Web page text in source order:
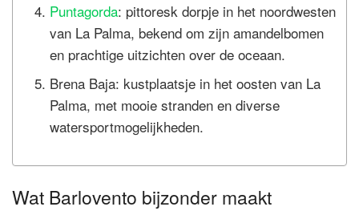
Puntagorda: pittoresk dorpje in het noordwesten
van La Palma, bekend om zijn amandelbomen
en prachtige uitzichten over de oceaan.
Brena Baja: kustplaatsje in het oosten van La
Palma, met mooie stranden en diverse
watersportmogelijkheden.
Wat Barlovento bijzonder maakt